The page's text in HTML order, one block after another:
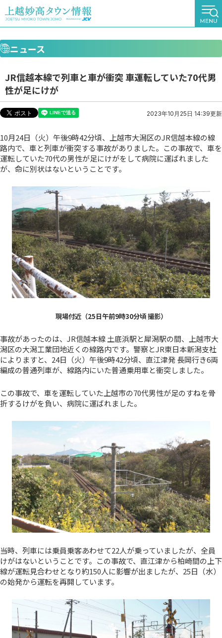
ニュース
JR信越本線で列車と車が衝突 車運転していた70代男
性が足にけが
2023年10月25日 14:39更新
10月24日（火）午後9時42分頃、上越市大潟区のJR信越本線の線
路内で、車と列車が衝突する事故がありました。この事故で、車を
運転していた70代の男性が足にけがをして病院に運ばれました
が、命に別状はないということです。
現場付近（25日午前9時30分頃 撮影）
事故があったのは、JR信越本線 土底浜駅と犀潟駅の間、上越市大
潟区の大潟工業団地近くの線路内です。警察とJR東日本新潟支社
によりますと、24日（火）午後9時42分頃、直江津発 長岡行き6両
編成の普通列車が、線路内にいた普通乗用車と衝突しました。
この事故で、車を運転していた上越市の70代男性が足のすねを骨
折するけがを負い、病院に運ばれました。
当時、列車には乗員乗客あわせて22人が乗っていましたが、全員
けがはないということです。この事故で、直江津から柏崎間の上下
線が運転見合わせとなり約150人に影響が出ましたが、25日（水）
の始発から運転を再開しています。